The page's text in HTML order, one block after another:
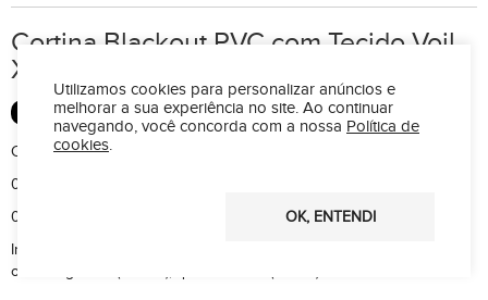
Cortina Blackout PVC com Tecido Voil
Xadrez 2,00 m x 1,40 m - Branco
BLACKOUT
CONTÉM:
01 Cortina 2,00 mts x 1,40 mts no total, sendo:
02 Partes de 1,00 mts x 1,40 mts com 12 ilhoses no total de 28 mm
Indicada para varão simples de até 1,50 mts, é possível utilizar tanto
o varão grosso (28 mm), quanto o fino (19 mm)
Utilizamos cookies para personalizar anúncios e
melhorar a sua experiência no site. Ao continuar
navegando, você concorda com a nossa Política de
cookies.
OK, ENTENDI